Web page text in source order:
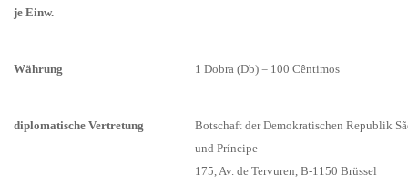
je Einw.
Währung 1 Dobra (Db) = 100 Cêntimos
diplomatische Vertretung
Botschaft der Demokratischen Republik
und Príncipe
175, Av. de Tervuren, B-1150 Brüssel